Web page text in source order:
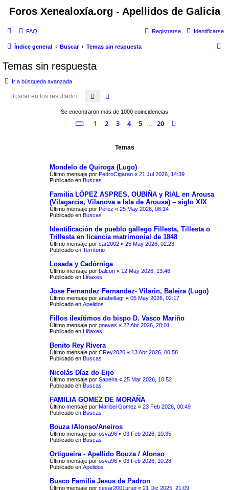
Foros Xenealoxía.org - Apellidos de Galicia
FAQ Identificarse
Registrarse
Índice general Buscar Temas sin respuesta
Temas sin respuesta
Ir a búsqueda avanzada
Buscar
Se encontraron más de 1000 coincidencias
Página de 20
1 2 3 4 5 20
Temas
Mondelo de Quiroga (Lugo)
Último mensaje por PedroCigaran « 21 Jul 2026, 14:39
Publicado en Buscas
Familia LÓPEZ ASPRES, OUBIÑA y RIAL en Arousa
(Vilagarcía, Vilanova e Isla de Arousa) – siglo XIX
Último mensaje por Pérez « 25 May 2026, 08:14
Publicado en Buscas
Identificación de pueblo gallego Fillesta, Tillesta o
Trillesta en licencia matrimonial de 1848
Último mensaje por car2002 « 25 May 2026, 02:23
Publicado en Territorio
Losada y Cadórniga
Último mensaje por balcon « 12 May 2026, 13:46
Publicado en
Liñaxes
Jose Fernandez Fernandez- Vilarin, Baleira (Lugo)
Último mensaje por anabellagr « 05 May 2026, 02:17
Publicado en Apelidos
Fillos ilexítimos do bispo D. Vasco Mariño
Último mensaje por gneves « 22 Abr 2026, 20:01
Publicado en
Liñaxes
Benito Rey Rivera
Último mensaje por CRey2020 « 13 Abr 2026, 00:58
Publicado en Buscas
Nicolás Díaz do Eijo
Último mensaje por Sapeira « 25 Mar 2026, 10:52
Publicado en Buscas
FAMILIA GOMEZ DE MORAÑA
Último mensaje por Maribel Gomez « 23 Feb 2026, 00:49
Publicado en Buscas
Bouza /Alonso/Aneiros
Último mensaje por osva96 « 03 Feb 2026, 10:35
Publicado en Buscas
Ortigueira - Apellido Bouza / Alonso
Último mensaje por osva96 « 03 Feb 2026, 10:28
Publicado en Apelidos
Busco Familia Jesus de Padron
Último mensaje por cesar2001urug « 21 Dic 2025, 21:09